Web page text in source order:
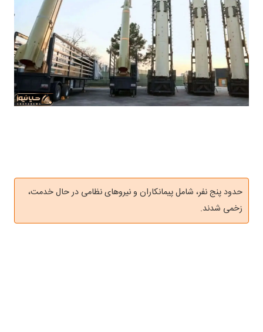
حدود پنج نفر، شامل پیمانکاران و نیروهای نظامی در حال خدمت،
زخمی شدند.